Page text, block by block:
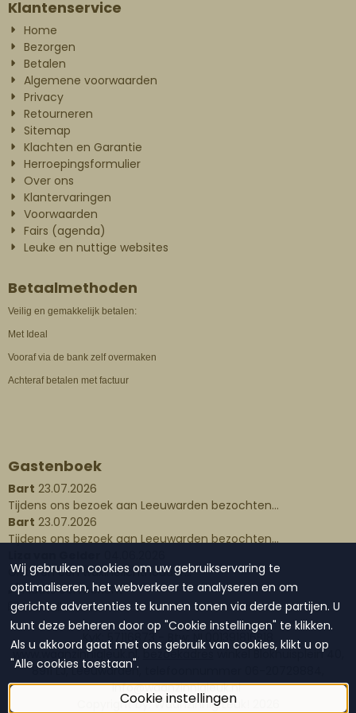
Klantenservice
Home
Bezorgen
Betalen
Algemene voorwaarden
Privacy
Retourneren
Sitemap
Klachten en Garantie
Herroepingsformulier
Over ons
Klantervaringen
Voorwaarden
Fairs (agenda)
Leuke en nuttige websites
Betaalmethoden
Veilig en gemakkelijk betalen:
Met Ideal
Vooraf via de bank zelf overmaken
Achteraf betalen met factuur
Gastenboek
Bart 23.07.2026
Tijdens ons bezoek aan Leeuwarden bezochten...
Bart 23.07.2026
Tijdens ons bezoek aan Leeuwarden bezochten...
Gisteren een waxinelichthouder...
Plaats een bericht
Lees alle berichten
KvK: 57116873 - Btw: NL001391816B18
www.waanzinnigleuk.nl, bezoekadres winkel Blokhuisplein 40,
8911 LJ, Leeuwarden, telefoonnummer 06-20729884,
info@waanzinnigleuk.nl
Copyright by: Waanzinnig Leuk!
Wij gebruiken cookies om uw gebruikservaring te
optimaliseren, het webverkeer te analyseren en om
gerichte advertenties te kunnen tonen via derde partijen. U
kunt deze beheren door op "Cookie instellingen" te klikken.
Als u akkoord gaat met ons gebruik van cookies, klikt u op
"Alle cookies toestaan".
Cookie instellingen